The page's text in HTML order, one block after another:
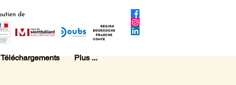
Téléchargements Plus ...